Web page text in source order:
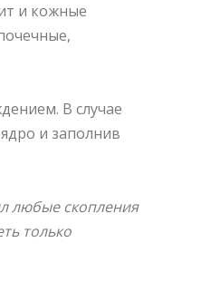
и кожные
В случае
и заполнив
любые скопления
только